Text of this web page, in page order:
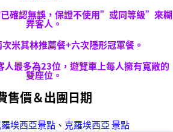
確認無誤，保證不使用”或同等級”來糊
弄客人。
米其林推薦餐+六次隱形冠軍餐。
最多為23位，遊覽車上每人擁有寬敞的
雙座位。
售價＆出團日期
埃西亞景點、 克羅埃西亞 景點